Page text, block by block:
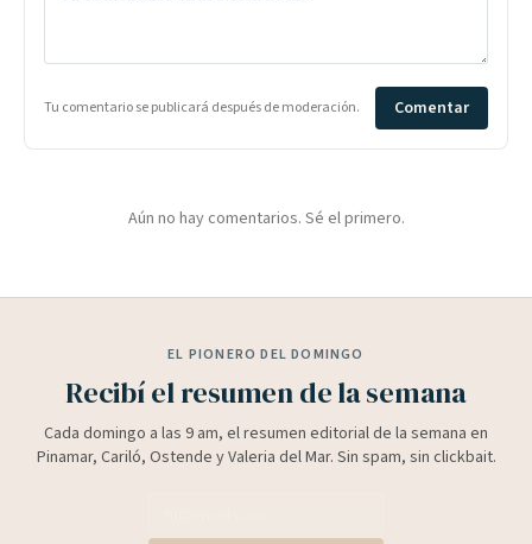
Tu comentario se publicará después de moderación. Comentar
Aún no hay comentarios. Sé el primero.
EL PIONERO DEL DOMINGO
Recibí el resumen de la semana
Cada domingo a las 9 am, el resumen editorial de la semana en
Pinamar, Cariló, Ostende y Valeria del Mar. Sin spam, sin clickbait.